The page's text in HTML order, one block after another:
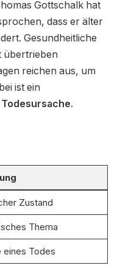
Gottschalk hat
dass er älter
Gesundheitliche
übertrieben
reichen aus, um
ist ein
.
Zustand
Thema
eines Todes